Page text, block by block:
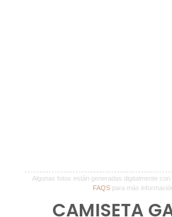
Algunas fotos están generadas digitalmente
FAQSpara más
CAMISETA